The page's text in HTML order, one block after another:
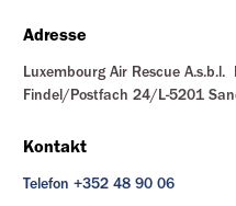
Adresse
Luxembourg Air Rescue
Findel/Postfach 24/L-5201
Kontakt
Telefon +352 48 90 06